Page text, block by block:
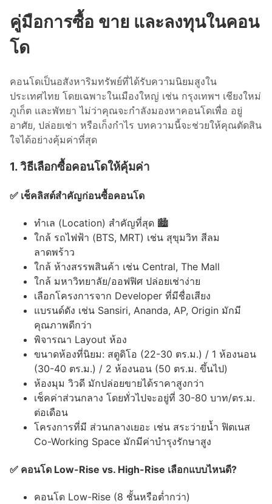
คู่มือการซื้อ ขาย และลงทุนในคอน
โด
คอนโดเป็นอสังหาริมทรัพย์ที่ได้รับความนิยมสูงใน
ประเทศไทย โดยเฉพาะในเมืองใหญ่ เช่น กรุงเทพฯ เชียงใหม่
ภูเก็ต และพัทยา ไม่ว่าคุณจะกำลังมองหาคอนโดเพื่อ อยู่
อาศัย, ปล่อยเช่า หรือเก็งกำไร บทความนี้จะช่วยให้คุณตัดสิน
ใจได้อย่างคุ้มค่าที่สุด
1. วิธีเลือกซื้อคอนโดให้คุ้มค่า
✅ เช็คลิสต์สำคัญก่อนซื้อคอนโด
ทำเล (Location) สำคัญที่สุด 🏙
ใกล้ รถไฟฟ้า (BTS, MRT) เช่น สุขุมวิท สีลม
ลาดพร้าว
ใกล้ ห้างสรรพสินค้า เช่น Central, The Mall
ใกล้ มหาวิทยาลัย/ออฟฟิศ ปล่อยเช่าง่าย
เลือกโครงการจาก Developer ที่มีชื่อเสียง
แบรนด์ดัง เช่น Sansiri, Ananda, AP, Origin มักมี
คุณภาพดีกว่า
พิจารณา Layout ห้อง
ขนาดห้องที่นิยม: สตูดิโอ (22-30 ตร.ม.) / 1 ห้องนอน
(30-40 ตร.ม.) / 2 ห้องนอน (50 ตร.ม. ขึ้นไป)
ห้องมุม วิวดี มักปล่อยขายได้ราคาสูงกว่า
เช็คค่าส่วนกลาง โดยทั่วไปจะอยู่ที่ 30-80 บาท/ตร.ม.
ต่อเดือน
โครงการที่มี ส่วนกลางเยอะ เช่น สระว่ายน้ำ ฟิตเนส
Co-Working Space มักมีค่าบำรุงรักษาสูง
✅ คอนโด Low-Rise vs. High-Rise เลือกแบบไหนดี?
คอนโด Low-Rise (8 ชั้นหรือต่ำกว่า)